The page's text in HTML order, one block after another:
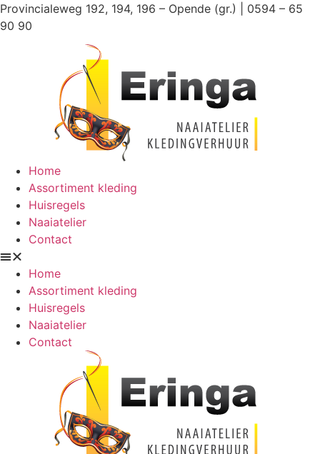
Ga
naar
Provincialeweg 192, 194, 196 – Opende (gr.) | 0594 – 65
90 90
Home
Assortiment kleding
Huisregels
Naaiatelier
Contact
Home
Assortiment kleding
Huisregels
Naaiatelier
Contact